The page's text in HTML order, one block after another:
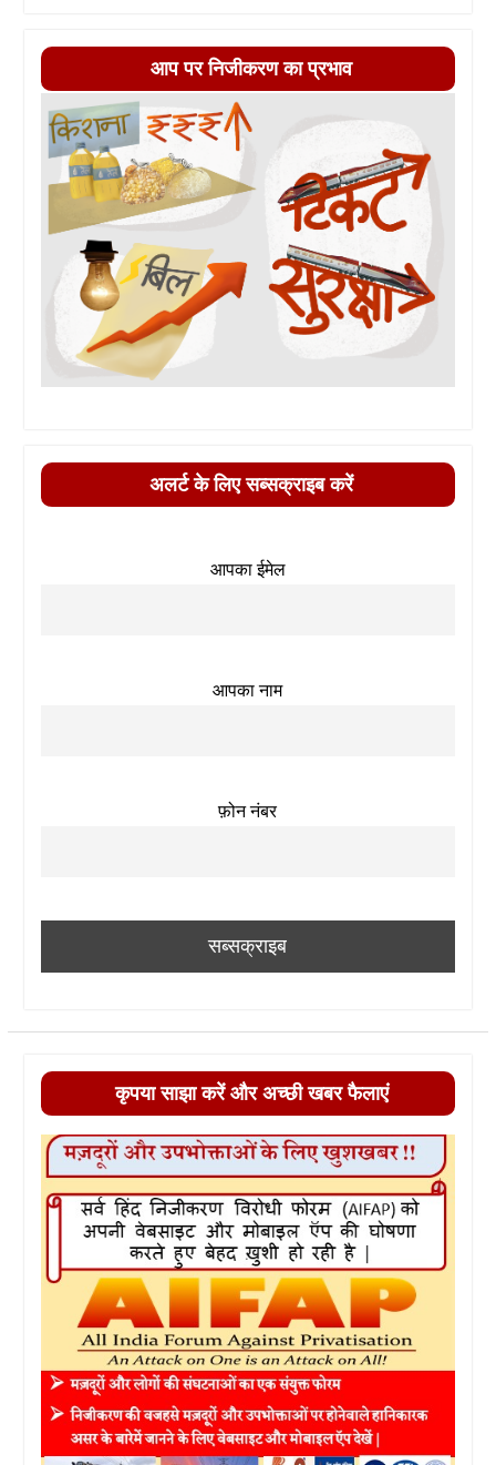
आप पर निजीकरण का प्रभाव
अलर्ट के लिए सब्सक्राइब करें
आपका ईमेल
आपका नाम
फ़ोन नंबर
कृपया साझा करें और अच्छी खबर फैलाएं